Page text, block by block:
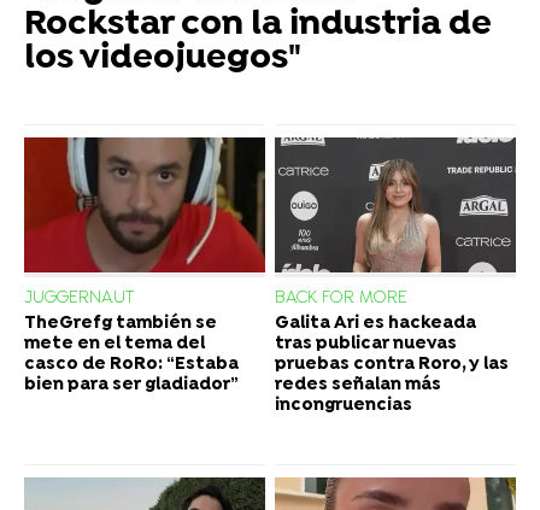
Rockstar con la industria de
los videojuegos"
JUGGERNAUT
TheGrefg también se
mete en el tema del
casco de RoRo: “Estaba
bien para ser gladiador”
BACK FOR MORE
Galita Ari es hackeada
tras publicar nuevas
pruebas contra Roro, y las
redes señalan más
incongruencias